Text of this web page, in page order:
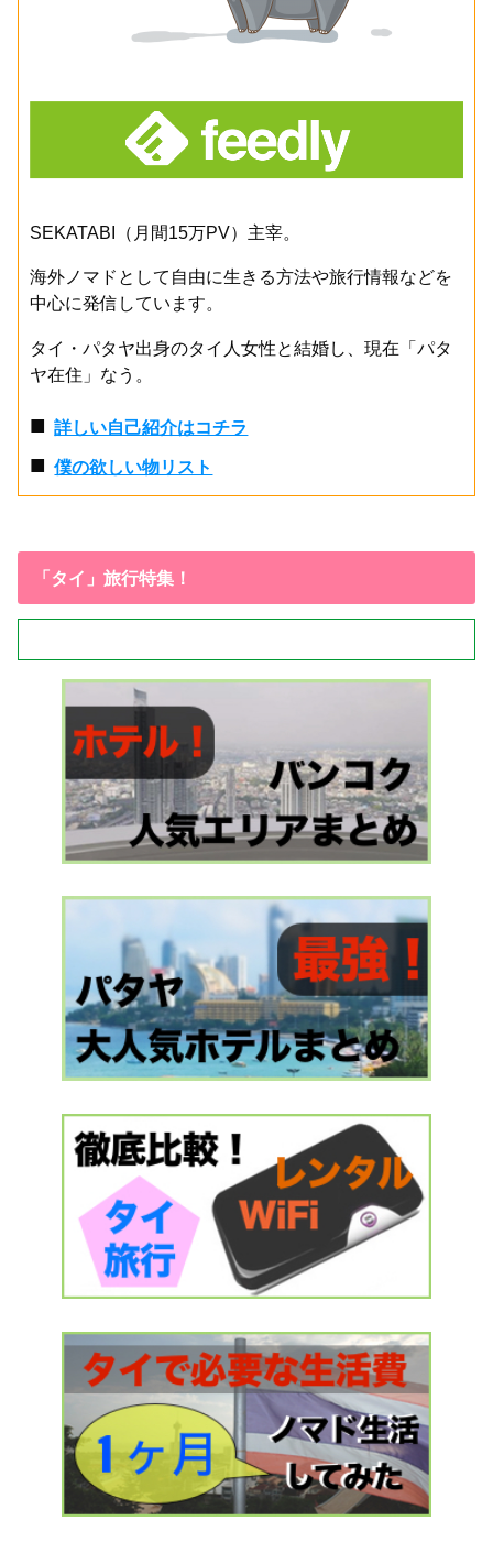
SEKATABI（月間15万PV）主宰。
海外ノマドとして自由に生きる方法や旅行情報などを
中心に発信しています。
タイ・パタヤ出身のタイ人女性と結婚し、現在「パタ
ヤ在住」なう。
■詳しい自己紹介はコチラ
■僕の欲しい物リスト
「タイ」旅行特集！